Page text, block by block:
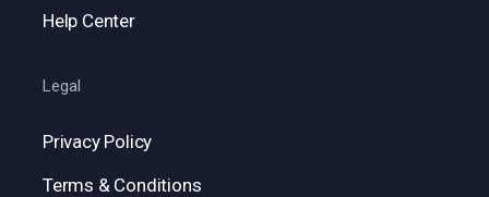
Help Center
Legal
Privacy Policy
Terms & Conditions